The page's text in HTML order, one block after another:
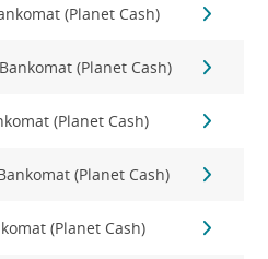
(Planet Cash)
Bankomat (Planet Cash)
(Planet Cash)
(Planet Cash)
(Planet Cash)